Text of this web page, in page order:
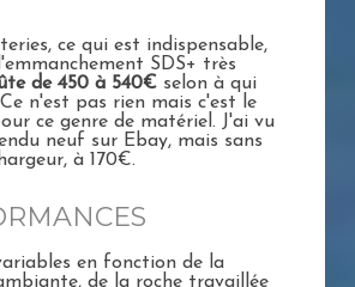
ce qui est indispensable,
SDS+ très
de 450 à 540€ selon à qui
Ce n'est pas rien mais c'est le
ce genre de matériel. J'ai vu
neuf sur Ebay, mais sans
à 170€.
en fonction de la
de la roche travaillée